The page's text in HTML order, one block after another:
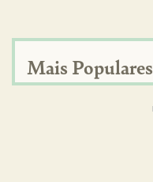
Mais Populares